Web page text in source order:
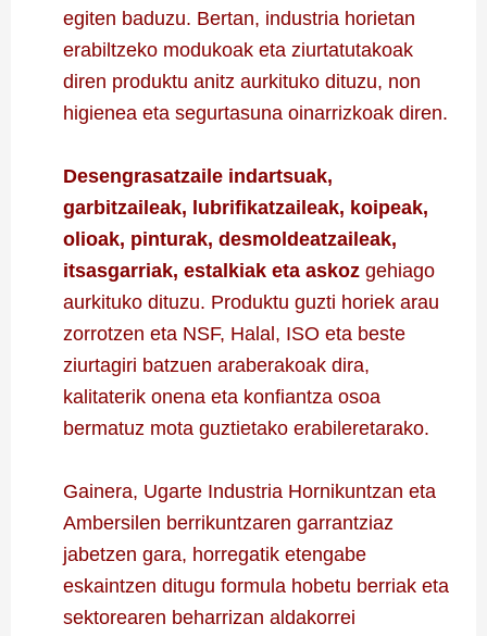
egiten baduzu. Bertan, industria horietan
erabiltzeko modukoak eta ziurtatutakoak
diren produktu anitz aurkituko dituzu, non
higienea eta segurtasuna oinarrizkoak diren.
Desengrasatzaile indartsuak,
garbitzaileak, lubrifikatzaileak, koipeak,
olioak, pinturak, desmoldeatzaileak,
itsasgarriak, estalkiak eta askozgehiago
aurkituko dituzu. Produktu guzti horiek arau
zorrotzen eta NSF, Halal, ISO eta beste
ziurtagiri batzuen araberakoak dira,
kalitaterik onena eta konfiantza osoa
bermatuz mota guztietako erabileretarako.
Gainera, Ugarte Industria Hornikuntzan eta
Ambersilen berrikuntzaren garrantziaz
jabetzen gara, horregatik etengabe
eskaintzen ditugu formula hobetu berriak eta
sektorearen beharrizan aldakorrei